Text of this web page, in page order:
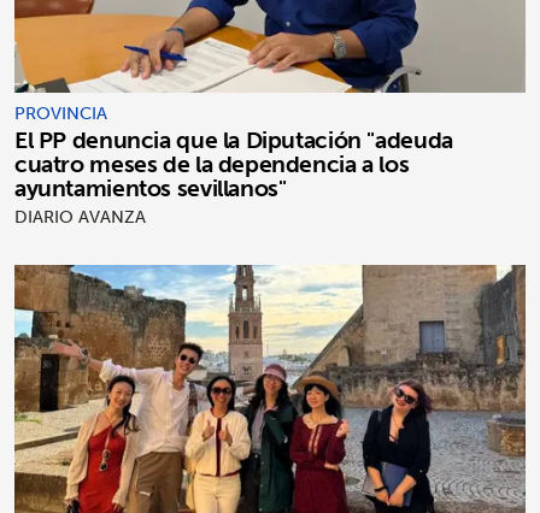
PROVINCIA
El PP denuncia que la Diputación "adeuda
cuatro meses de la dependencia a los
ayuntamientos sevillanos"
DIARIO AVANZA